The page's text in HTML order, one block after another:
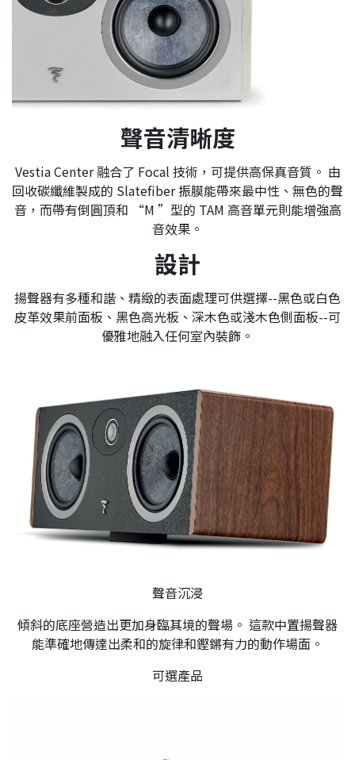
聲音清晰度
Vestia Center 融合了 Focal 技術，可提供高保真音質。 由
回收碳纖維製成的 Slatefiber 振膜能帶來最中性、無色的聲
音，而帶有倒圓頂和 “M ”型的 TAM 高音單元則能增強高
音效果。
設計
揚聲器有多種和諧、精緻的表面處理可供選擇--黑色或白色
皮革效果前面板、黑色高光板、深木色或淺木色側面板--可
優雅地融入任何室內裝飾。
聲音沉浸
傾斜的底座營造出更加身臨其境的聲場。 這款中置揚聲器
能準確地傳達出柔和的旋律和鏗鏘有力的動作場面。
可選產品